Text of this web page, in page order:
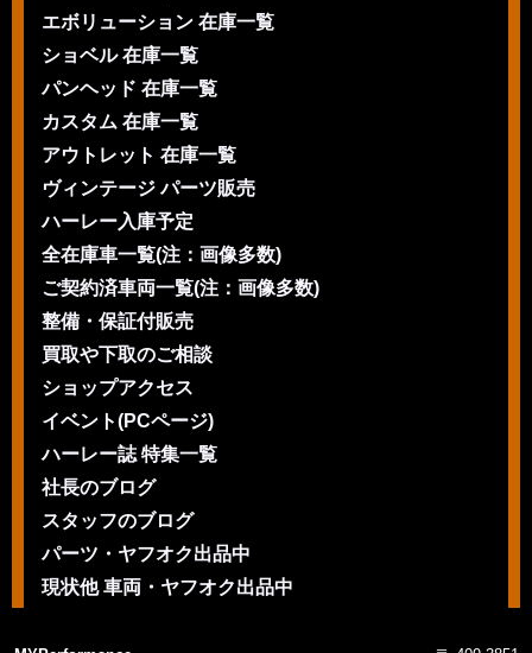
エボリューション 在庫一覧
ショベル 在庫一覧
パンヘッド 在庫一覧
カスタム 在庫一覧
アウトレット 在庫一覧
ヴィンテージ パーツ販売
ハーレー入庫予定
全在庫車一覧(注：画像多数)
ご契約済車両一覧(注：画像多数)
整備・保証付販売
買取や下取のご相談
ショップアクセス
イベント(PCページ)
ハーレー誌 特集一覧
社長のブログ
スタッフのブログ
パーツ・ヤフオク出品中
現状他 車両・ヤフオク出品中